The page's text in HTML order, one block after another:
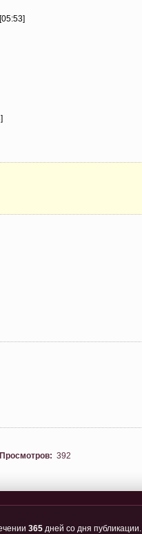
Просмотров: 392
365 дней со дня публикации.